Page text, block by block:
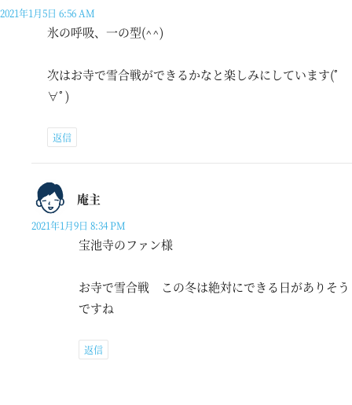
2021年1月5日 6:56 AM
氷の呼吸、一の型(^^)
次はお寺で雪合戦ができるかなと楽しみにしています(ﾟ
∀ﾟ)
返信
庵主
2021年1月9日 8:34 PM
宝池寺のファン様
お寺で雪合戦 この冬は絶対にできる日がありそう
ですね
返信